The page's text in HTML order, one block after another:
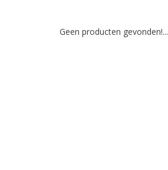
Geen producten gevonden!...